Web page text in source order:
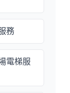
務
電梯服